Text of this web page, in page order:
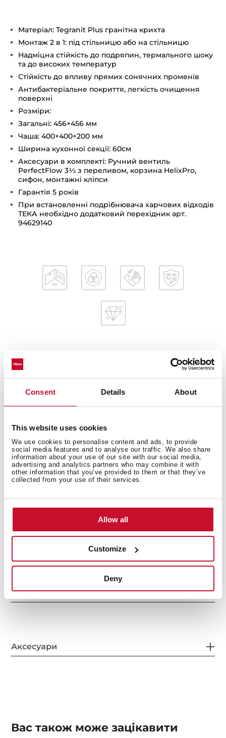
Consent Details About
This website uses cookies
We use cookies to personalise content and ads, to provide
social media features and to analyse our traffic. We also share
information about your use of our site with our social media,
advertising and analytics partners who may combine it with
other information that you’ve provided to them or that they’ve
collected from your use of their services.
Allow all
Customize
Deny
Матеріал: Tegranit Plus гранітна крихта
Монтаж 2 в 1: під стільницю або на стільницю
Надміцна стійкість до подряпин, термального шоку
та до високих температур
Стійкість до впливу прямих сонячних променів
Антибактеріальне покриття, легкість очищення
поверхні
Розміри:
Загальні: 456×456 мм
Чаша: 400×400×200 мм
Ширина кухонної секції: 60см
Аксесуари в комплекті: Ручний вентиль
PerfectFlow 3½ з переливом, корзина HelixPro,
сифон, монтажні кліпси
Гарантія 5 років
При встановленні подрібнювача харчових відходів
ТЕКА необхідно додатковий перехідник арт.
94629140
Загальні розміри
Чаша (основна)
Інші особливості
Інше
Макет мийки
Аксесуари
Вас також може зацікавити